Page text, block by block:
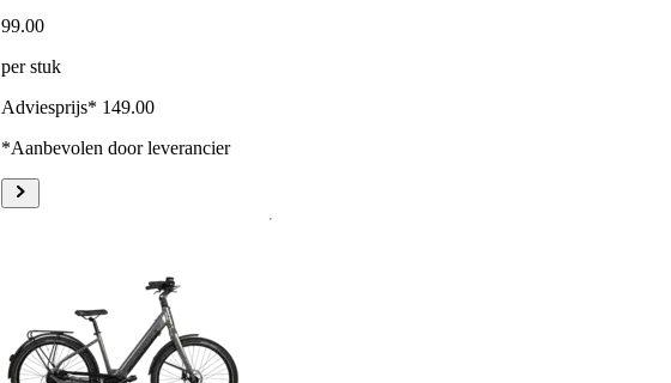
99.00
per stuk
Adviesprijs* 149.00
*Aanbevolen door leverancier